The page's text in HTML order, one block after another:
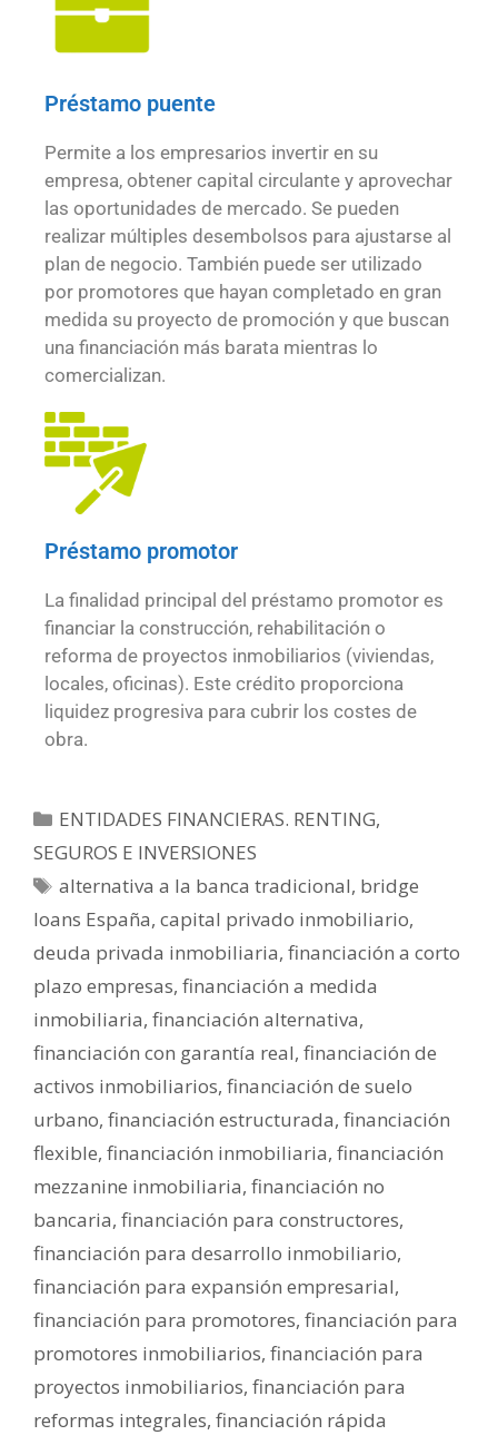
Préstamo puente
Permite a los empresarios invertir en su
empresa, obtener capital circulante y aprovechar
las oportunidades de mercado. Se pueden
realizar múltiples desembolsos para ajustarse al
plan de negocio. También puede ser utilizado
por promotores que hayan completado en gran
medida su proyecto de promoción y que buscan
una financiación más barata mientras lo
comercializan.
Préstamo promotor
La finalidad principal del préstamo promotor es
financiar la construcción, rehabilitación o
reforma de proyectos inmobiliarios (viviendas,
locales, oficinas). Este crédito proporciona
liquidez progresiva para cubrir los costes de
obra.
ENTIDADES FINANCIERAS. RENTING,
SEGUROS E INVERSIONES
alternativa a la banca tradicional, bridge
loans España, capital privado inmobiliario,
deuda privada inmobiliaria, financiación a corto
plazo empresas, financiación a medida
inmobiliaria, financiación alternativa,
financiación con garantía real, financiación de
activos inmobiliarios, financiación de suelo
urbano, financiación estructurada, financiación
flexible, financiación inmobiliaria, financiación
mezzanine inmobiliaria, financiación no
bancaria, financiación para constructores,
financiación para desarrollo inmobiliario,
financiación para expansión empresarial,
financiación para promotores, financiación para
promotores inmobiliarios, financiación para
proyectos inmobiliarios, financiación para
reformas integrales, financiación rápida